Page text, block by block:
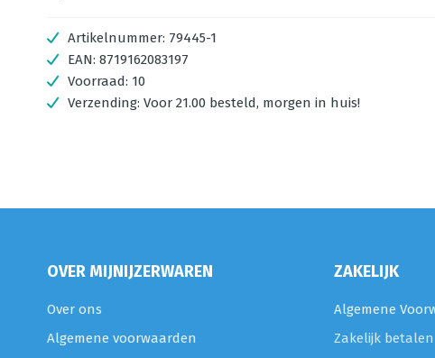
Artikelnummer: 79445-1
EAN: 8719162083197
Voorraad: 10
Verzending: Voor 21.00 besteld, morgen in huis!
OVER MIJNIJZERWAREN
Over ons
Algemene voorwaarden
ZAKELIJK
Algemene
Zakelijk betalen